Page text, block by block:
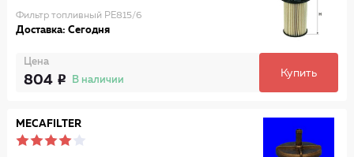
Фильтр топливный PE815/6
Доставка: Сегодня
Цена
804 В наличии
Купить
MECAFILTER